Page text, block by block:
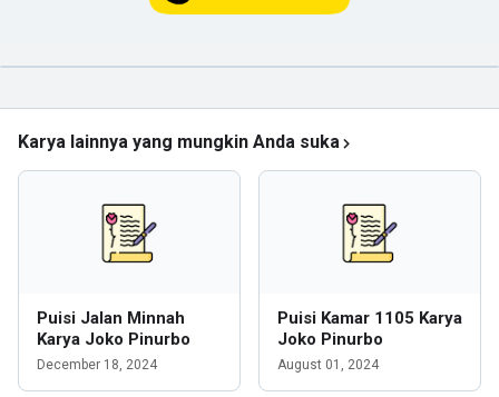
Karya lainnya yang mungkin Anda suka
Puisi Jalan Minnah
Karya Joko Pinurbo
December 18, 2024
Puisi Kamar 1105 Karya
Joko Pinurbo
August 01, 2024